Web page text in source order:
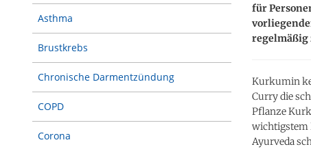
Asthma
Brustkrebs
Chronische Darmentzündung
COPD
Corona
für
Kurkumin
Curry die
Pflanze
wichtigstem
Ayurveda